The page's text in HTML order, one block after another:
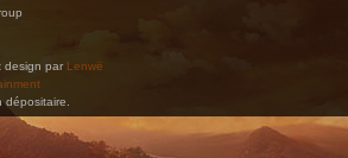
design par Lenwë
de type agenda prenant en charge le format iCal.